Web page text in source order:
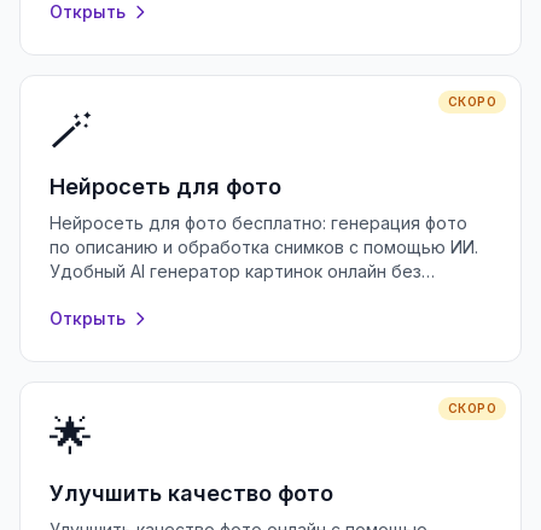
Открыть
СКОРО
🪄
Нейросеть для фото
Нейросеть для фото бесплатно: генерация фото
по описанию и обработка снимков с помощью ИИ.
Удобный AI генератор картинок онлайн без
Открыть
СКОРО
🌟
Улучшить качество фото